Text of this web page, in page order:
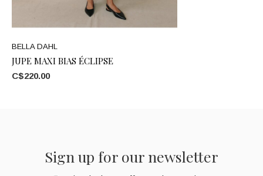
BELLA DAHL
JUPE MAXI BIAS ÉCLIPSE
C$220.00
Sign up for our newsletter